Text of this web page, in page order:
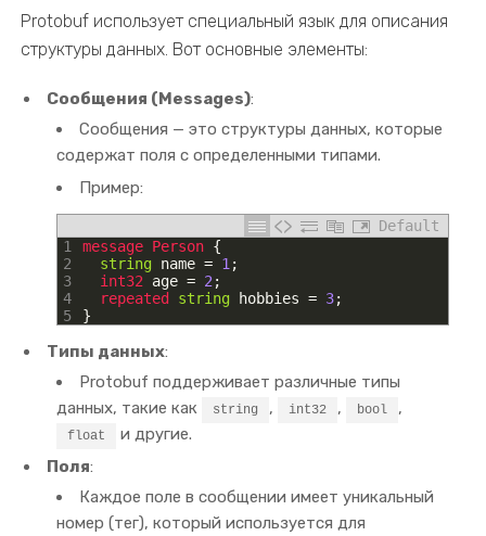
Protobuf использует специальный язык для описания
структуры данных. Вот основные элементы:
Сообщения (Messages):
Сообщения — это структуры данных, которые
содержат поля с определенными типами.
Пример:
Default
1
2
3
4
5
message Person {
string name = 1 ;
int32 age = 2 ;
repeated string hobbies = 3;
}
Типы данных:
Protobuf поддерживает различные типы
данных, такие как
string , int32 , bool ,
float
и другие.
Поля:
Каждое поле в сообщении имеет уникальный
номер (тег), который используется для